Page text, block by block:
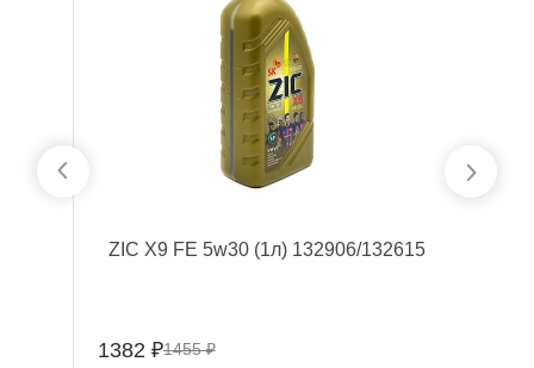
ZIC X9 FE 5w30 (1л) 132906/132615
1382 ₽1455 ₽